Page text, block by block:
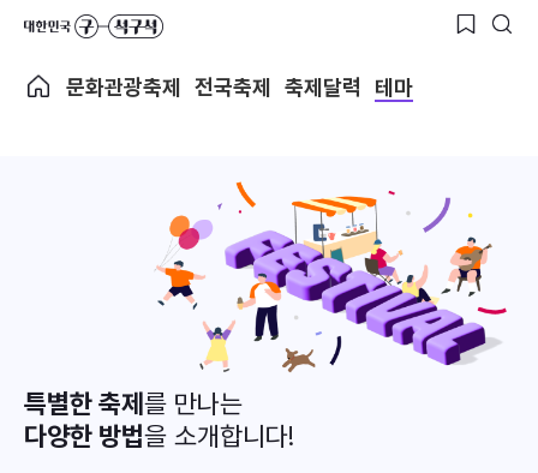
문화관광축제 전국축제 축제달력 테마
특별한 축제를 만나는
다양한 방법을 소개합니다!